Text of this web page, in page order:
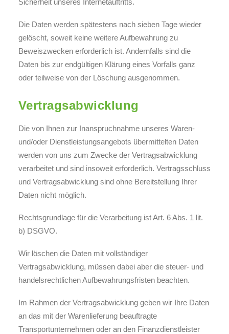
Sicherheit unseres Internetauftritts.
Die Daten werden spätestens nach sieben Tage wieder
gelöscht, soweit keine weitere Aufbewahrung zu
Beweiszwecken erforderlich ist. Andernfalls sind die
Daten bis zur endgültigen Klärung eines Vorfalls ganz
oder teilweise von der Löschung ausgenommen.
Vertragsabwicklung
Die von Ihnen zur Inanspruchnahme unseres Waren-
und/oder Dienstleistungsangebots übermittelten Daten
werden von uns zum Zwecke der Vertragsabwicklung
verarbeitet und sind insoweit erforderlich. Vertragsschluss
und Vertragsabwicklung sind ohne Bereitstellung Ihrer
Daten nicht möglich.
Rechtsgrundlage für die Verarbeitung ist Art. 6 Abs. 1 lit.
b) DSGVO.
Wir löschen die Daten mit vollständiger
Vertragsabwicklung, müssen dabei aber die steuer- und
handelsrechtlichen Aufbewahrungsfristen beachten.
Im Rahmen der Vertragsabwicklung geben wir Ihre Daten
an das mit der Warenlieferung beauftragte
Transportunternehmen oder an den Finanzdienstleister